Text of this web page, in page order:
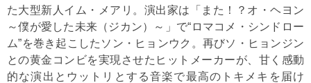
た大型新人イム・メアリ。演出家は「また！？オ・ヘヨン
～僕が愛した未来（ジカン）～」で“ロマコメ・シンドロー
ム”を巻き起こしたソン・ヒョンウク。再びソ・ヒョンジン
との黄金コンビを実現させたヒットメーカーが、甘く感動
的な演出とウットリとする音楽で最高のトキメキを届け